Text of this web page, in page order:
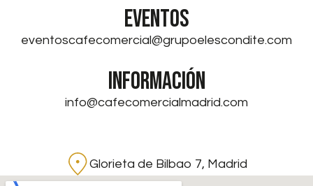
EVENTOS
eventoscafecomercial@grupoelescondite.com
INFORMACIÓN
info@cafecomercialmadrid.com
Glorieta de Bilbao 7, Madrid